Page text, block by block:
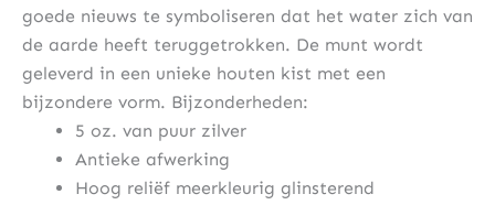
goede nieuws te symboliseren dat het water zich van
de aarde heeft teruggetrokken. De munt wordt
geleverd in een unieke houten kist met een
bijzondere vorm. Bijzonderheden:
5 oz. van puur zilver
Antieke afwerking
Hoog reliëf meerkleurig glinsterend